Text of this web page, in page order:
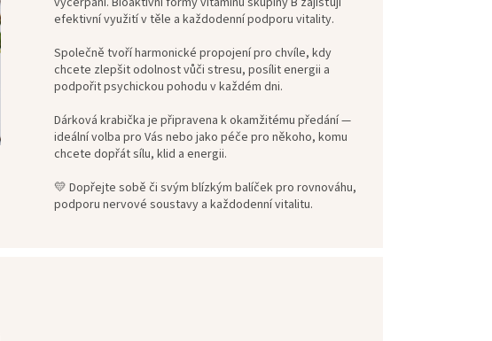
efektivní využití v těle a každodenní podporu vitality.
Společně tvoří harmonické propojení pro chvíle, kdy
chcete zlepšit odolnost vůči stresu, posílit energii a
podpořit psychickou pohodu v každém dni.
Dárková krabička je připravena k okamžitému předání —
ideální volba pro Vás nebo jako péče pro někoho, komu
chcete dopřát sílu, klid a energii.
💛 Dopřejte sobě či svým blízkým balíček pro rovnováhu,
podporu nervové soustavy a každodenní vitalitu.